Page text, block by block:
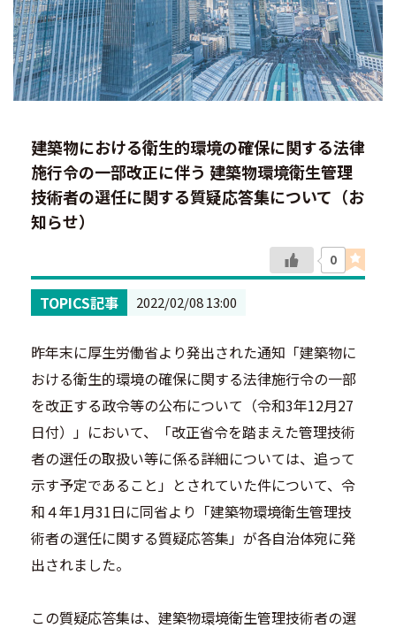
建築物における衛生的環境の確保に関する法律
施行令の一部改正に伴う 建築物環境衛生管理
技術者の選任に関する質疑応答集について（お
知らせ）
0
TOPICS記事 2022/02/08 13:00
昨年末に厚生労働省より発出された通知「建築物に
おける衛生的環境の確保に関する法律施行令の一部
を改正する政令等の公布について（令和3年12月27
日付）」において、「改正省令を踏まえた管理技術
者の選任の取扱い等に係る詳細については、追って
示す予定であること」とされていた件について、令
和４年1月31日に同省より「建築物環境衛生管理技
術者の選任に関する質疑応答集」が各自治体宛に発
出されました。
この質疑応答集は、建築物環境衛生管理技術者の選